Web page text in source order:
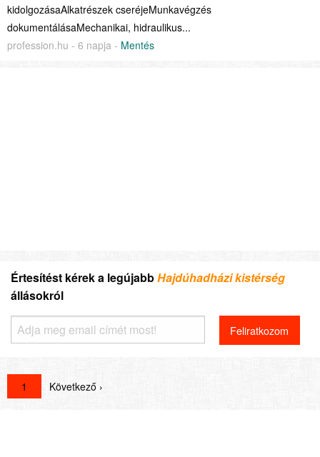
kidolgozásaAlkatrészek cseréjeMunkavégzés
dokumentálásaMechanikai, hidraulikus...
profession.hu - 6 napja - Mentés
Értesítést kérek a legújabbHajdúhadházi kistérség
állásokról
1 Következő ›